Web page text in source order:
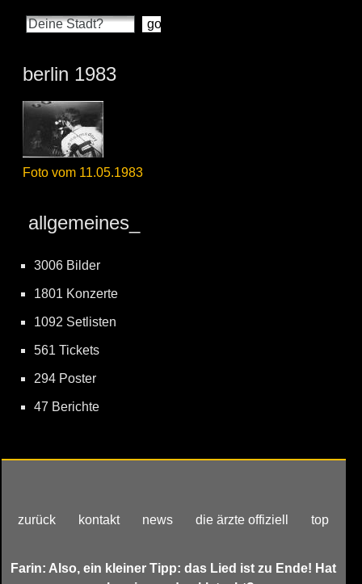
berlin 1983
Foto vom 11.05.1983
allgemeines_
3006 Bilder
1801 Konzerte
1092 Setlisten
561 Tickets
294 Poster
47 Berichte
zurück kontakt news die ärzte offiziell top
Farin: Also, ein kleiner Tipp: das Lied ist zu Ende! Hat